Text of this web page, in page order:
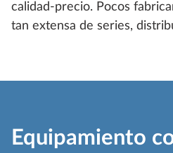
calidad-precio. Pocos
tan extensa de series,
Equipamiento